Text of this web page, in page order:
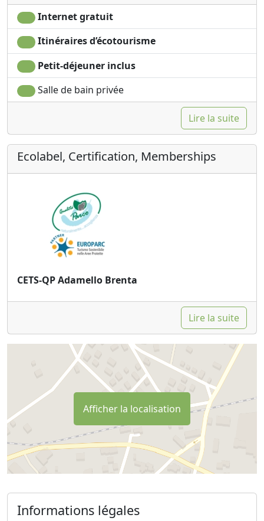
Internet gratuit
Itinéraires d’écotourisme
Petit-déjeuner inclus
Salle de bain privée
Lire la suite
Ecolabel, Certification, Memberships
CETS-QP Adamello Brenta
Lire la suite
Afficher la localisation
Informations légales